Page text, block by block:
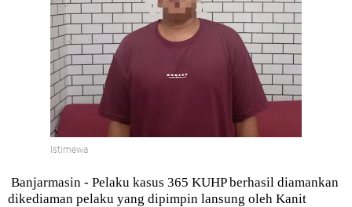
Istimewa
Banjarmasin - Pelaku kasus 365 KUHP berhasil diamankan
dikediaman pelaku yang dipimpin lansung oleh Kanit